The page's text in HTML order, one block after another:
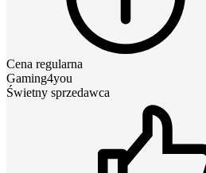
Cena regularna
Gaming4you
Świetny sprzedawca